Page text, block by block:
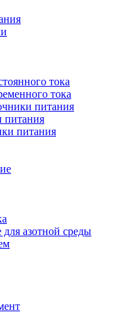
тока
тока
питания
питания
питания
азотной среды